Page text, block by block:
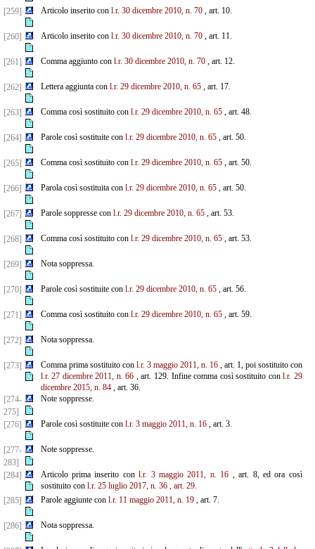
[259] Articolo inserito con l.r. 30 dicembre 2010, n. 70, art. 10.
[260] Articolo inserito con l.r. 30 dicembre 2010, n. 70, art. 11.
[261] Comma aggiunto con l.r. 30 dicembre 2010, n. 70, art. 12.
[262] Lettera aggiunta con l.r. 29 dicembre 2010, n. 65, art. 17.
[263] Comma così sostituito con l.r. 29 dicembre 2010, n. 65, art. 48.
[264] Parole così sostituite con l.r. 29 dicembre 2010, n. 65, art. 50.
[265] Comma così sostituito con l.r. 29 dicembre 2010, n. 65, art. 50.
[266] Parola così sostituita con l.r. 29 dicembre 2010, n. 65, art. 50.
[267] Parole soppresse con l.r. 29 dicembre 2010, n. 65, art. 53.
[268] Comma così sostituito con l.r. 29 dicembre 2010, n. 65, art. 53.
[269] Nota soppressa.
[270] Parole così sostituite con l.r. 29 dicembre 2010, n. 65, art. 56.
[271] Comma così sostituito con l.r. 29 dicembre 2010, n. 65, art. 59.
[272] Nota soppressa.
[273] Comma prima sostituito con l.r. 3 maggio 2011, n. 16, art. 1, poi sostituito con
l.r. 27 dicembre 2011, n. 66 , art. 129. Infine comma così sostituito conl.r. 29
dicembre 2015, n. 84, art. 36.
[274-
275]
Note soppresse.
[276] Parole così sostituite con l.r. 3 maggio 2011, n. 16, art. 3.
[277-
283]
Note soppresse.
[284] Articolo prima inserito conl.r. 3 maggio 2011, n. 16 , art. 8, ed ora così
sostituito con l.r. 25 luglio 2017, n. 36 , art. 29.
[285]
Parole aggiunte con l.r. 11 maggio 2011, n. 19, art. 7.
[286] Nota soppressa.